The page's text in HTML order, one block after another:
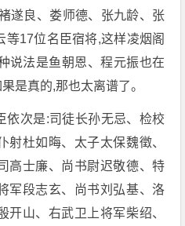
遂良、娄师德、张九龄、张
等17位名臣宿将,这样凌烟阁
说法是鱼朝恩、程元振也在
是真的,那也太离谱了。
依次是:司徒长孙无忌、检校
射杜如晦、太子太保魏徵、
高士廉、尚书尉迟敬德、特
军段志玄、尚书刘弘基、洛
开山、右武卫上将军柴绍、